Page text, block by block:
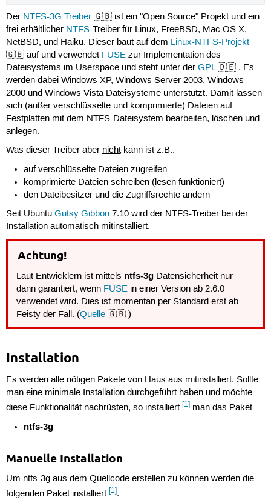
Der NTFS-3G Treiber🇬🇧 ist ein "Open Source" Projekt und ein
frei erhältlicher NTFS-Treiber für Linux, FreeBSD, Mac OS X,
NetBSD, und Haiku. Dieser baut auf dem Linux-NTFS-Projekt
🇬🇧 auf und verwendet FUSEzur Implementation des
Dateisystems im Userspace und steht unter der GPL🇩🇪 . Es
werden dabei Windows XP, Windows Server 2003, Windows
2000 und Windows Vista Dateisysteme unterstützt. Damit lassen
sich (außer verschlüsselte und komprimierte) Dateien auf
Festplatten mit dem NTFS-Dateisystem bearbeiten, löschen und
anlegen.
Was dieser Treiber aber nichtkann ist z.B.:
auf verschlüsselte Dateien zugreifen
komprimierte Dateien schreiben (lesen funktioniert)
den Dateibesitzer und die Zugriffsrechte ändern
Seit Ubuntu Gutsy Gibbon7.10 wird der NTFS-Treiber bei der
Installation automatisch mitinstalliert.
Achtung!
Laut Entwicklern ist mittels ntfs-3g Datensicherheit nur
dann garantiert, wenn FUSE in einer Version ab 2.6.0
verwendet wird. Dies ist momentan per Standard erst ab
Feisty der Fall. (Quelle 🇬🇧 )
Installation
Es werden alle nötigen Pakete von Haus aus mitinstalliert. Sollte
man eine minimale Installation durchgeführt haben und möchte
diese Funktionalität nachrüsten, so installiert [1]man das Paket
ntfs-3g
Manuelle Installation
Um ntfs-3g aus dem Quellcode erstellen zu können werden die
folgenden Paket installiert [1].